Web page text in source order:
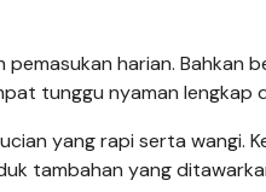
harian. Bahkan
tunggu nyaman lengkap
yang rapi serta wangi.
tambahan yang